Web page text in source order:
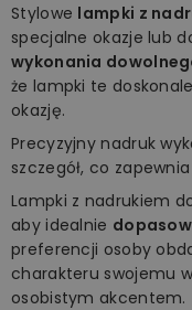
Stylowe lampki z
specjalne okazje lub
wykonania
że lampki te
okazję.
Precyzyjny nadruk
szczegół, co zapewnia
Lampki z nadrukiem
aby idealnie
preferencji osoby
charakteru swojemu
osobistym akcentem.